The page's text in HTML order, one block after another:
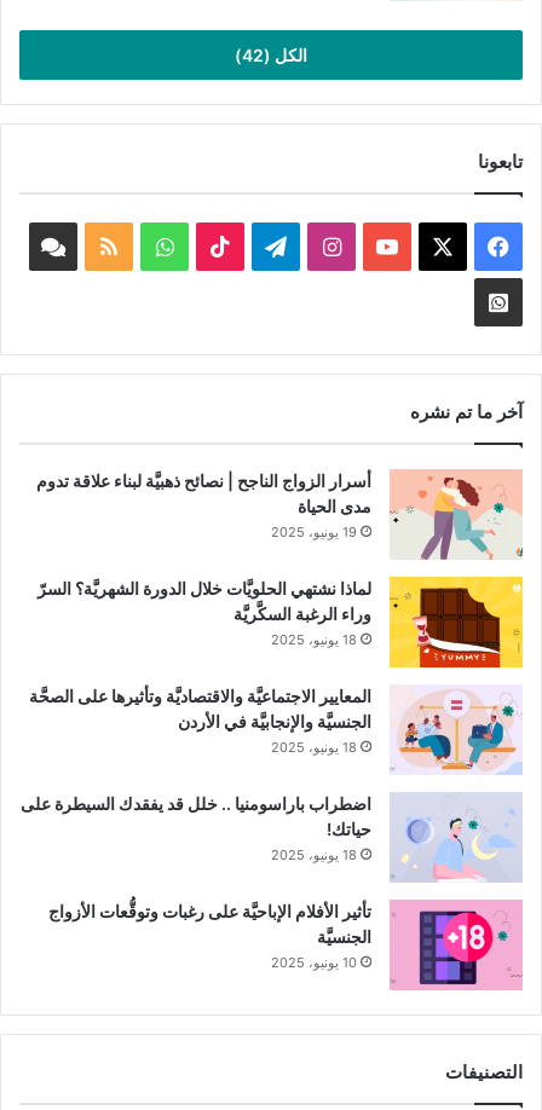
الكل (42)
تابعونا
فيسبوك ‫YouTubeانستقرامتيلقرام ‫TikTokواتسابملخص
Whatsapp
Channel
آخر ما تم نشره
أسرار الزواج الناجح | نصائح ذهبيَّة لبناء علاقة تدوم
مدى الحياة
19 يونيو، 2025
لماذا نشتهي الحلويَّات خلال الدورة الشهريَّة؟ السرّ
وراء الرغبة السكَّريَّة
18 يونيو، 2025
المعايير الاجتماعيَّة والاقتصاديَّة وتأثيرها على الصحَّة
الجنسيَّة والإنجابيَّة في الأردن
18 يونيو، 2025
اضطراب باراسومنيا .. خلل قد يفقدك السيطرة على
حياتك!
18 يونيو، 2025
تأثير الأفلام الإباحيَّة على رغبات وتوقُّعات الأزواج
الجنسيَّة
10 يونيو، 2025
التصنيفات